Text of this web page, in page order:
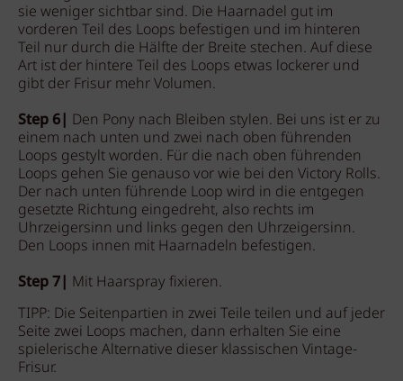
sie weniger sichtbar sind. Die Haarnadel gut im
vorderen Teil des Loops befestigen und im hinteren
Teil nur durch die Hälfte der Breite stechen. Auf diese
Art ist der hintere Teil des Loops etwas lockerer und
gibt der Frisur mehr Volumen.
Step 6| Den Pony nach Bleiben stylen. Bei uns ist er zu
einem nach unten und zwei nach oben führenden
Loops gestylt worden. Für die nach oben führenden
Loops gehen Sie genauso vor wie bei den Victory Rolls.
Der nach unten führende Loop wird in die entgegen
gesetzte Richtung eingedreht, also rechts im
Uhrzeigersinn und links gegen den Uhrzeigersinn.
Den Loops innen mit Haarnadeln befestigen.
Step 7| Mit Haarspray fixieren.
TIPP: Die Seitenpartien in zwei Teile teilen und auf jeder
Seite zwei Loops machen, dann erhalten Sie eine
spielerische Alternative dieser klassischen Vintage-
Frisur.